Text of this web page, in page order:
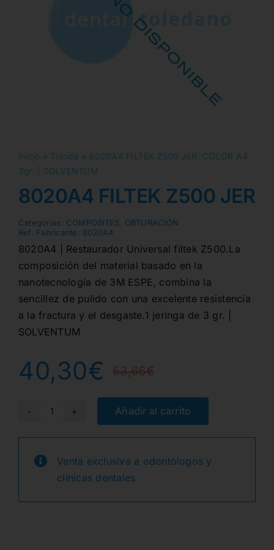
Inicio » Tienda » 8020A4 FILTEK Z500 JER. COLOR A4
3gr. | SOLVENTUM
8020A4 FILTEK Z500 JER.
Categorias: COMPOSITES
OBTURACIÓN
Ref. Fabricante: 8020A4
8020A4 | Restaurador Universal filtek Z500.La
composición del material basado en la
nanotecnología de 3M ESPE, combina la
sencillez de pulido con una excelente resistencia
a la fractura y el desgaste.1 jeringa de 3 gr. |
SOLVENTUM
53,66€El
precio
original
era:
53,66€.
40,30€
El
precio
actual
es:
40,30€.
8020A4
FILTEK
JER.
COLOR
A4
Añadir al carrito
Venta exclusiva a odontólogos y
clínicas dentales